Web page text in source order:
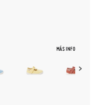
MÁS INFO